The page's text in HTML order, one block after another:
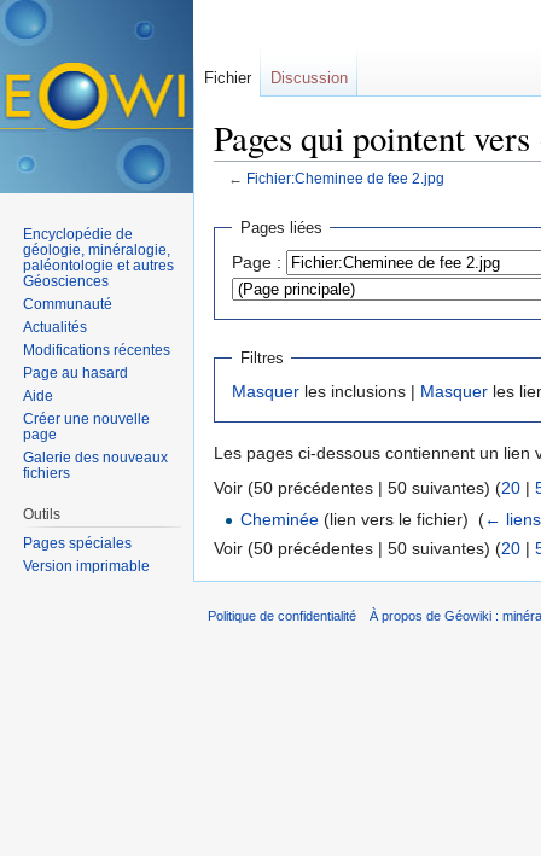
Pages qui pointent
← Fichier:Cheminee de fee 2.jpg
Pages liées
Page :
Filtres
Masquer les inclusions | Masquer les
Les pages ci-dessous contiennent un lien
Voir (50 précédentes | 50 suivantes) (20 |
Cheminée (lien vers le fichier) ‎(← liens
Voir (50 précédentes | 50 suivantes) (20 |
Fichier Discussion
Encyclopédie de
géologie, minéralogie,
paléontologie et autres
Géosciences
Communauté
Actualités
Modifications récentes
Page au hasard
Aide
Créer une nouvelle
page
Galerie des nouveaux
fichiers
Outils
Pages spéciales
Version imprimable
Politique de confidentialité À propos de Géowiki :